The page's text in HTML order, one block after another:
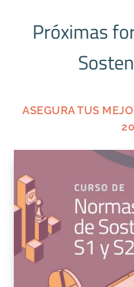
Próximas
ASEGURA TUS